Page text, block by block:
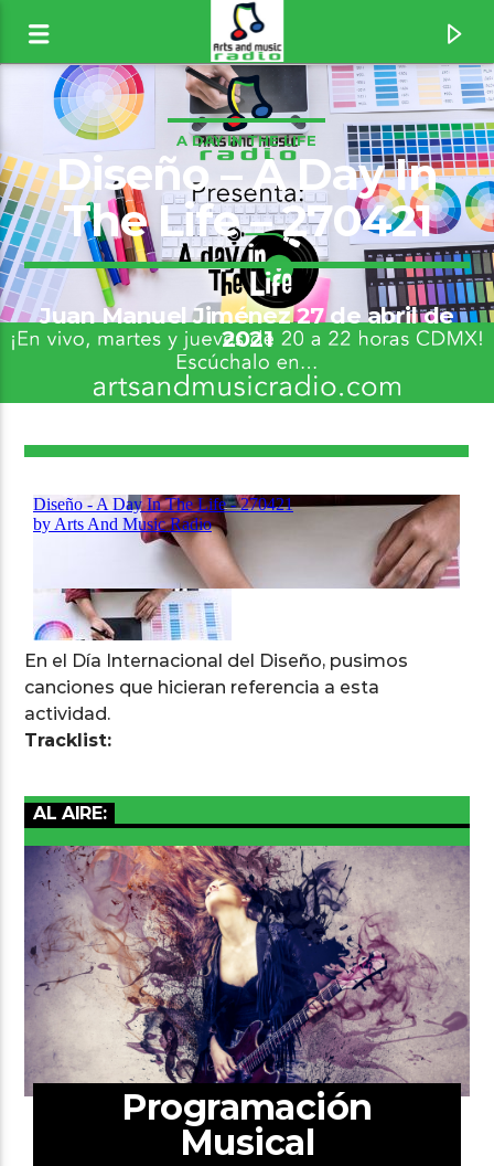
Breathe [1wLx]
A DAY IN THE LIFE
Diseño – A Day In
The Life – 270421
Juan Manuel Jiménez 27 de abril de
2021
En el Día Internacional del Diseño, pusimos
canciones que hicieran referencia a esta
actividad.
Tracklist:
AL AIRE:
Programación
Musical